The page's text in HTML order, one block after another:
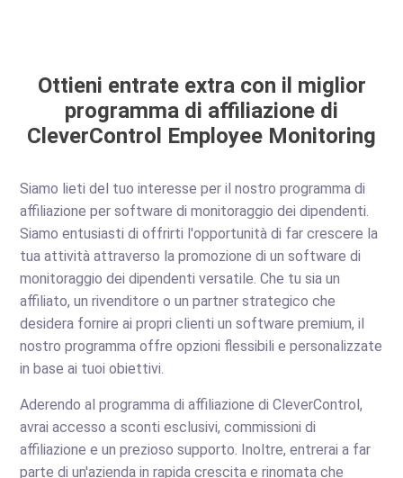
Ottieni entrate extra con il miglior
programma di affiliazione di
CleverControl Employee Monitoring
Siamo lieti del tuo interesse per il nostro programma di
affiliazione per software di monitoraggio dei dipendenti.
Siamo entusiasti di offrirti l'opportunità di far crescere la
tua attività attraverso la promozione di un software di
monitoraggio dei dipendenti versatile. Che tu sia un
affiliato, un rivenditore o un partner strategico che
desidera fornire ai propri clienti un software premium, il
nostro programma offre opzioni flessibili e personalizzate
in base ai tuoi obiettivi.
Aderendo al programma di affiliazione di CleverControl,
avrai accesso a sconti esclusivi, commissioni di
affiliazione e un prezioso supporto. Inoltre, entrerai a far
parte di un'azienda in rapida crescita e rinomata che